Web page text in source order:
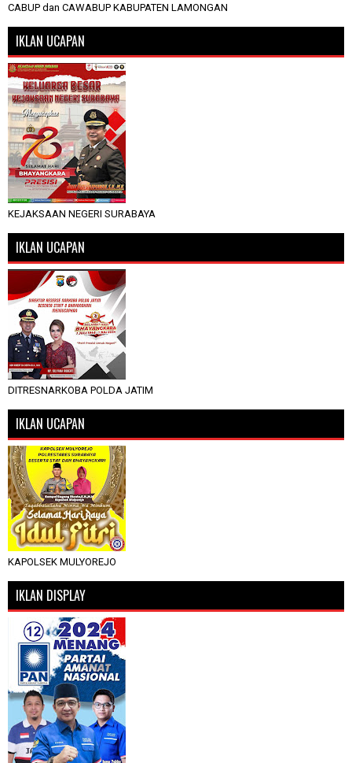
CABUP dan CAWABUP KABUPATEN LAMONGAN
IKLAN UCAPAN
KEJAKSAAN NEGERI SURABAYA
IKLAN UCAPAN
DITRESNARKOBA POLDA JATIM
IKLAN UCAPAN
KAPOLSEK MULYOREJO
IKLAN DISPLAY